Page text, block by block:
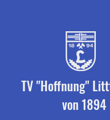
TV "Hoffnung"
von 1894